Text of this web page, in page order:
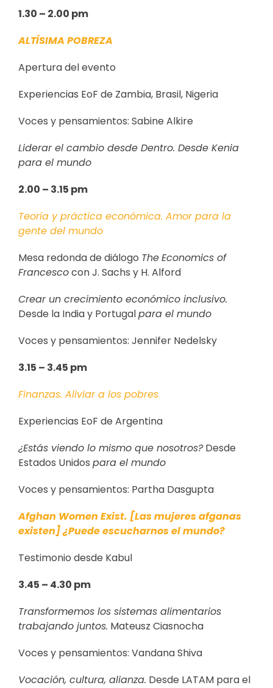
1.30 – 2.00 pm
ALTÍSIMA POBREZA
Apertura del evento
Experiencias EoF de Zambia, Brasil, Nigeria
Voces y pensamientos: Sabine Alkire
Liderar el cambio desde Dentro. Desde Kenia
para el mundo
2.00 – 3.15 pm
Teoría y práctica económica. Amor para la
gente del mundo
Mesa redonda de diálogo TheEconomics of
Francescocon J. Sachs y H. Alford
Crear un crecimiento económico inclusivo.
Desde la India y Portugalpara el mundo
Voces y pensamientos: Jennifer Nedelsky
3.15 – 3.45 pm
Finanzas. Aliviar a los pobres
Experiencias EoF de Argentina
¿Estás viendo lo mismo que nosotros?Desde
Estados Unidos para el mundo
Voces y pensamientos: Partha Dasgupta
Afghan Women Exist. [Las mujeres afganas
existen] ¿Puede escucharnos el mundo?
Testimonio desde Kabul
3.45 – 4.30 pm
Transformemos los sistemas alimentarios
trabajando juntos. Mateusz Ciasnocha
Voces y pensamientos: Vandana Shiva
Vocación, cultura, alianza. Desde LATAM para el